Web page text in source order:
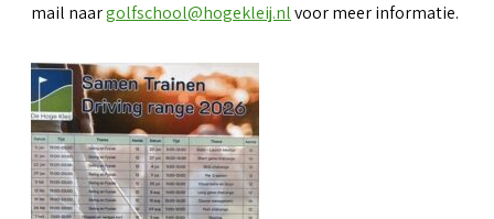
mail naargolfschool@hogekleij.nlvoor meer informatie.